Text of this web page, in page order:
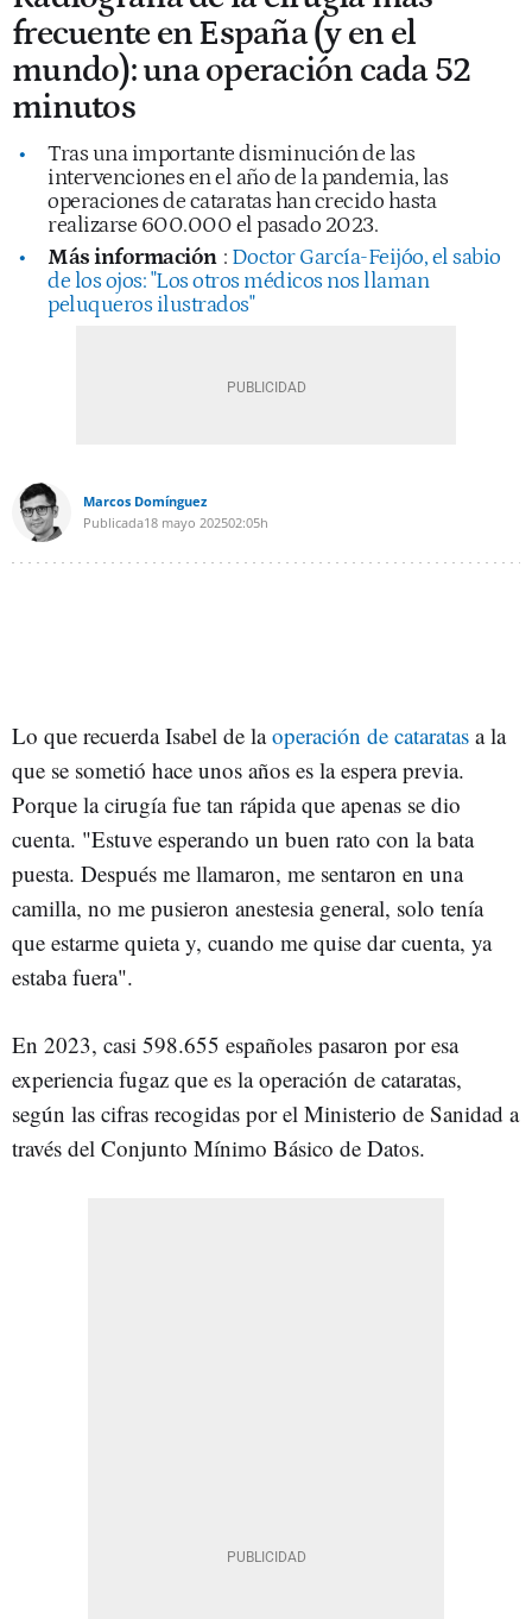
frecuente en España (y en el
mundo): una operación cada 52
minutos
Tras una importante disminución de las
intervenciones en el año de la pandemia, las
operaciones de cataratas han crecido hasta
realizarse 600.000 el pasado 2023.
Más información : Doctor García-Feijóo, el sabio
de los ojos: "Los otros médicos nos llaman
peluqueros ilustrados"
Marcos Domínguez
Publicada18 mayo 202502:05h
Lo que recuerda Isabel de laoperación de cataratas a la
que se sometió hace unos años es la espera previa.
Porque la cirugía fue tan rápida que apenas se dio
cuenta. "Estuve esperando un buen rato con la bata
puesta. Después me llamaron, me sentaron en una
camilla, no me pusieron anestesia general, solo tenía
que estarme quieta y, cuando me quise dar cuenta, ya
estaba fuera".
En 2023, casi 598.655 españoles pasaron por esa
experiencia fugaz que es la operación de cataratas,
según las cifras recogidas por el Ministerio de Sanidad a
través del Conjunto Mínimo Básico de Datos.